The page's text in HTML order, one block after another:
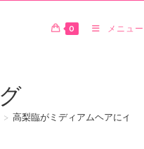
0 メニュー
> 高梨臨がミディアムヘアにイメ